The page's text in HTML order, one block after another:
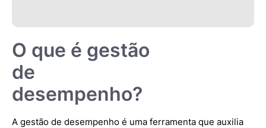
O que é gestão
de
desempenho?
A gestão de desempenho é uma ferramenta que auxilia